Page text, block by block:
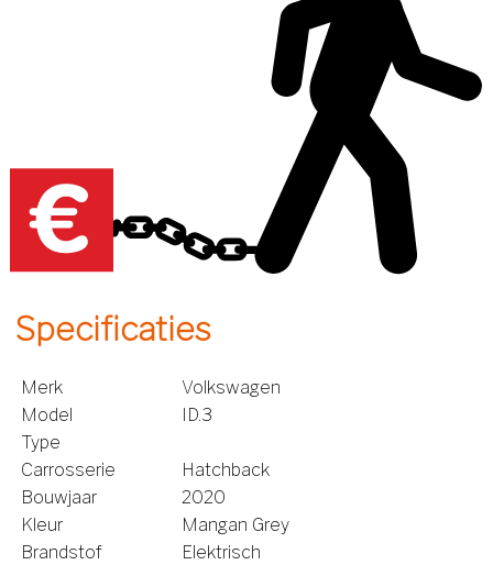
Specificaties
Merk
Volkswagen
Model
ID.3
Type
Carrosserie
Hatchback
Bouwjaar
2020
Kleur
Mangan Grey
Brandstof
Elektrisch